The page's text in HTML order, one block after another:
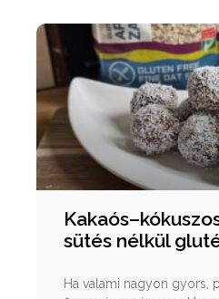
sütés nélkül
Ha valami nagyon gyors,